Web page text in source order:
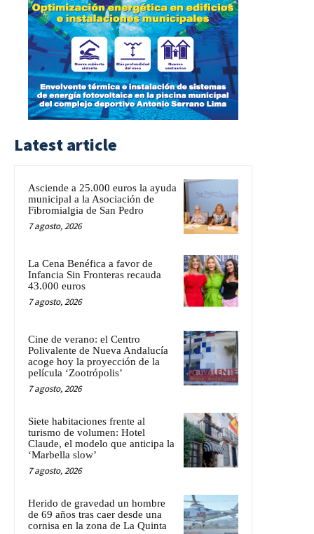
Latest article
Asciende a 25.000 euros la ayuda
municipal a la Asociación de
Fibromialgia de San Pedro
7 agosto, 2026
La Cena Benéfica a favor de
Infancia Sin Fronteras recauda
43.000 euros
7 agosto, 2026
Cine de verano: el Centro
Polivalente de Nueva Andalucía
acoge hoy la proyección de la
película ‘Zootrópolis’
7 agosto, 2026
Siete habitaciones frente al
turismo de volumen: Hotel
Claude, el modelo que anticipa la
‘Marbella slow’
7 agosto, 2026
Herido de gravedad un hombre
de 69 años tras caer desde una
cornisa en la zona de La Quinta